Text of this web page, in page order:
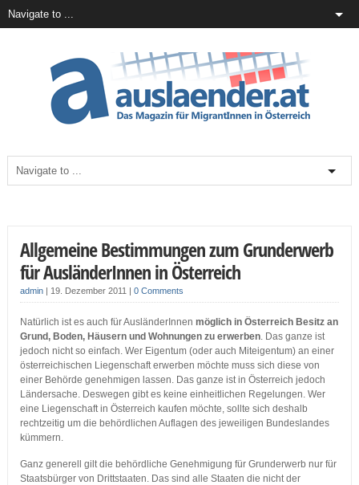
Allgemeine Bestimmungen zum Grunderwerb
für AusländerInnen in Österreich
admin| 19. Dezember 2011 | 0 Comments
Natürlich ist es auch für AusländerInnen möglich in Österreich Besitz an
Grund, Boden, Häusern und Wohnungen zu erwerben. Das ganze ist
jedoch nicht so einfach. Wer Eigentum (oder auch Miteigentum) an einer
österreichischen Liegenschaft erwerben möchte muss sich diese von
einer Behörde genehmigen lassen. Das ganze ist in Österreich jedoch
Ländersache. Deswegen gibt es keine einheitlichen Regelungen. Wer
eine Liegenschaft in Österreich kaufen möchte, sollte sich deshalb
rechtzeitig um die behördlichen Auflagen des jeweiligen Bundeslandes
kümmern.
Ganz generell gilt die behördliche Genehmigung für Grunderwerb nur für
Staatsbürger von Drittstaaten. Das sind alle Staaten die nicht der